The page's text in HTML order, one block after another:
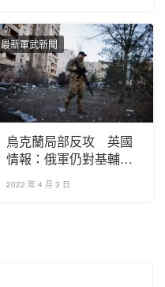
最新軍武新聞
烏克蘭局部反攻 英國
情報：俄軍仍對基輔構
成威脅
2022 年 4 月 3 日